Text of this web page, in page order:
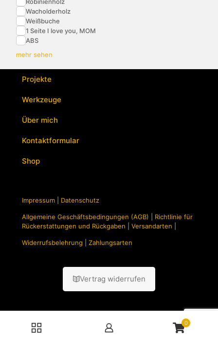
Wacholderholz
Weißbuche
1 Seite I love you, MOM
ABS
mehr sehen
Projekte
Werkzeuge
Über mich
Kontaktformular
Shop
Impressum Datenschutz
Allgemeine Geschäftsbedingungen (AGB)
Richtlinie für
Rückerstattungen und Rückgaben
Versandarten
Widerrufsbelehrung Zahlungsarten
Vertrag widerrufen
0